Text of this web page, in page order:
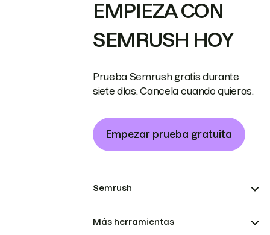
EMPIEZA CON
SEMRUSH HOY
Prueba Semrush gratis durante
siete días. Cancela cuando quieras.
Empezar prueba gratuita
Semrush
Más herramientas